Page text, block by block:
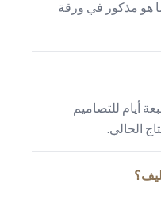
هو 50-100 قطعة كما هو مذكور في ورقة
أيام للتصاميم
الحالي.